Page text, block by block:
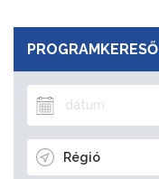
PROGRAMKERESŐ
Régió